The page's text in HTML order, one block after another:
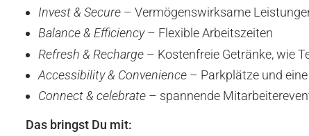
Invest & Secure– Vermögenswirksame
Balance & Efficiency– Flexible Arbeitszeiten
Refresh & Recharge– Kostenfreie Getränke, wie
Accessibility & Convenience– Parkplätze und
Connect & celebrate– spannende
Das bringst Du mit: